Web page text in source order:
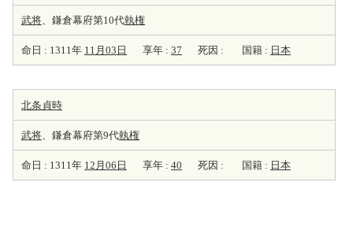
武将、鎌倉幕府第10代執権
命日 : 1311年 11月03日 享年 : 37 死因 : 国籍 : 日本
北条貞時
武将、鎌倉幕府第9代執権
命日 : 1311年 12月06日 享年 : 40 死因 : 国籍 : 日本